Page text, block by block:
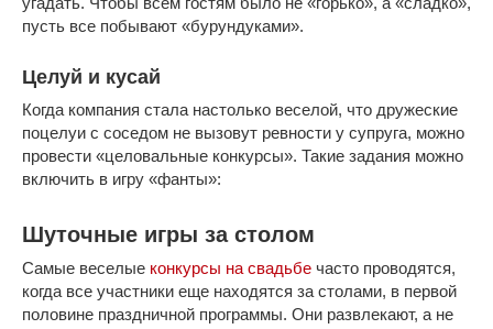
пусть все побывают «бурундуками».
Целуй и кусай
Когда компания стала настолько веселой, что дружеские
поцелуи с соседом не вызовут ревности у супруга, можно
провести «целовальные конкурсы». Такие задания можно
включить в игру «фанты»:
Шуточные игры за столом
Самые веселые конкурсы на свадьбе часто проводятся,
когда все участники еще находятся за столами, в первой
половине праздничной программы. Они развлекают, а не